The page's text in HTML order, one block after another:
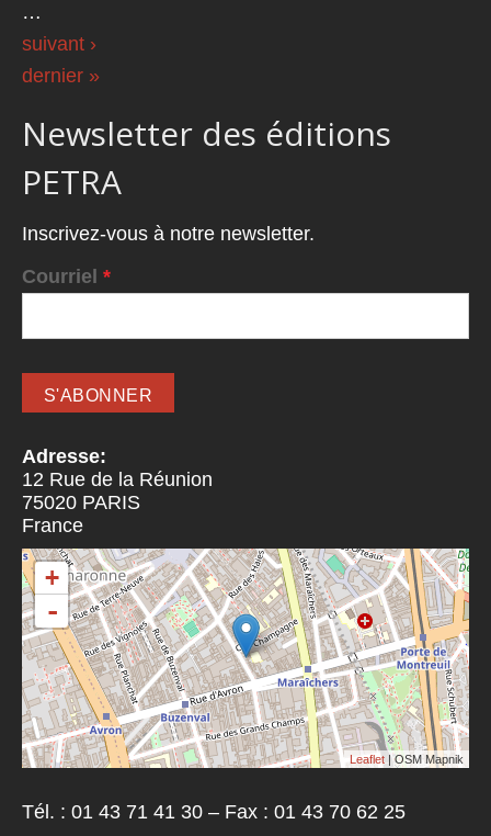
…
suivant ›
dernier »
Newsletter des éditions
PETRA
Inscrivez-vous à notre newsletter.
Courriel *
Adresse:
12 Rue de la Réunion
75020 PARIS
France
+
-
Leaflet | OSM Mapnik
Tél. : 01 43 71 41 30 – Fax : 01 43 70 62 25